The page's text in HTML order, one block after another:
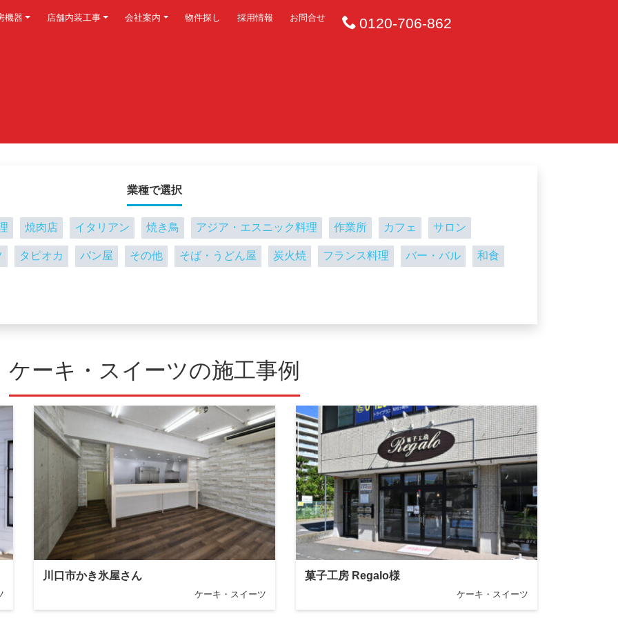
機器 店舗内装工事 会社案内 物件探し 採用情報 お問合せ 0120-706-862
業種で選択
焼肉店 イタリアン 焼き鳥 アジア・エスニック料理 作業所 カフェ サロン
タピオカ パン屋 その他 そば・うどん屋 炭火焼 フランス料理 バー・バル 和食
ケーキ・スイーツの施工事例
川口市かき氷屋さん
ケーキ・スイーツ
菓子工房 Regalo様
ケーキ・スイーツ